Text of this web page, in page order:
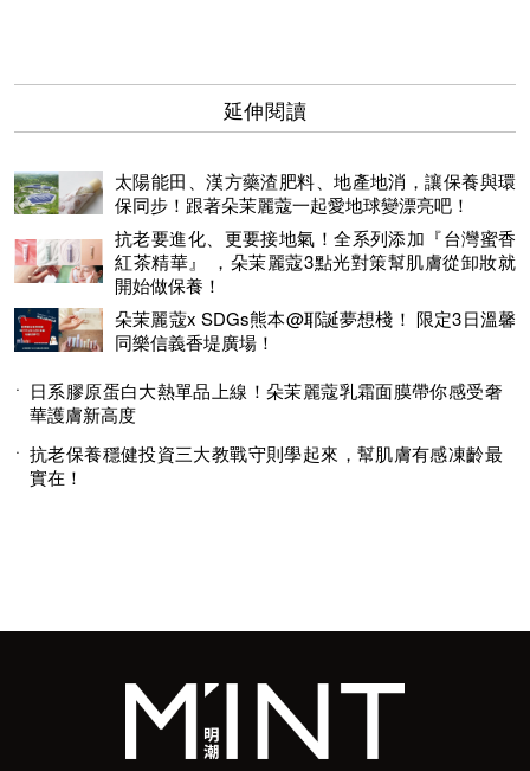
延伸閱讀
太陽能田、漢方藥渣肥料、地產地消，讓保養與環
保同步！跟著朵茉麗蔻一起愛地球變漂亮吧！
抗老要進化、更要接地氣！全系列添加『台灣蜜香
紅茶精華』 ，朵茉麗蔻3點光對策幫肌膚從卸妝就
開始做保養！
朵茉麗蔻x SDGs熊本@耶誕夢想棧！ 限定3日溫馨
同樂信義香堤廣場！
日系膠原蛋白大熱單品上線！朵茉麗蔻乳霜面膜帶你感受奢
華護膚新高度
抗老保養穩健投資三大教戰守則學起來，幫肌膚有感凍齡最
實在！